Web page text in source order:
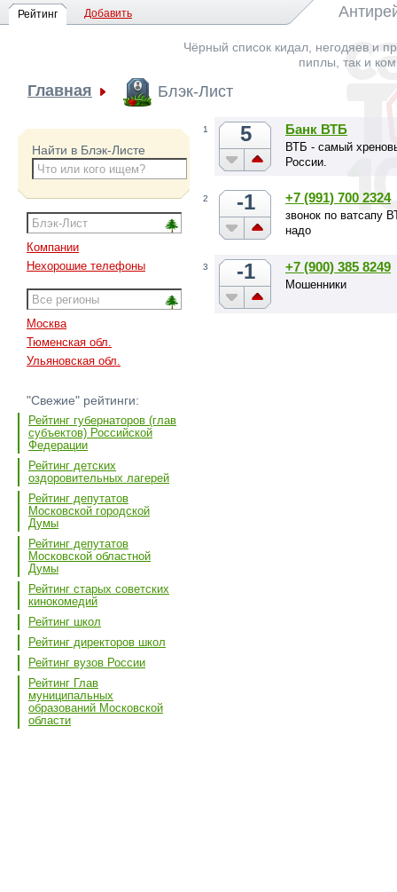
Рейтинг Добавить
Чёрный список кидал, негодяев и
пиплы, так и
Главная Блэк-Лист
Найти в Блэк-Листе
Компании
Нехорошие телефоны
Москва
Тюменская обл.
Ульяновская обл.
"Свежие" рейтинги:
Рейтинг губернаторов (глав
субъектов) Российской
Федерации
Рейтинг детских
оздоровительных лагерей
Рейтинг депутатов
Московской городской
Думы
Рейтинг депутатов
Московской областной
Думы
Рейтинг старых советских
кинокомедий
Рейтинг школ
Рейтинг директоров школ
Рейтинг вузов России
Рейтинг Глав
муниципальных
образований Московской
области
1 5 Банк ВТБ
ВТБ - самый
России.
2 -1 +7 (991) 700 2324
звонок по ватсапу
надо
3 -1 +7 (900) 385 8249
Мошенники